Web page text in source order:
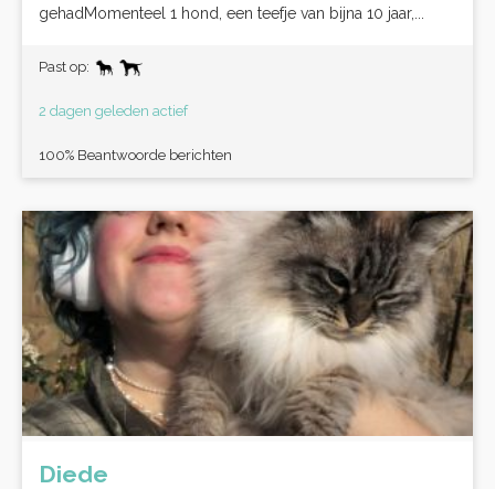
gehadMomenteel 1 hond, een teefje van bijna 10 jaar,...
Past op:
2 dagen geleden actief
100% Beantwoorde berichten
Diede